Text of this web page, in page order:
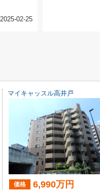
2025-02-25
マイキャッスル高井戸
価格 6,990万円